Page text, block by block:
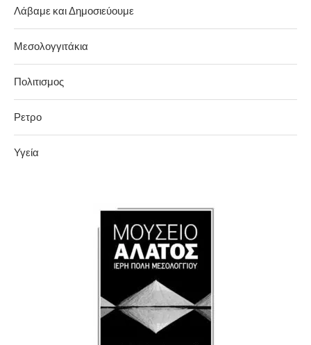
Λάβαμε και Δημοσιεύουμε
Μεσολογγιτάκια
Πολιτισμος
Ρετρο
Υγεία